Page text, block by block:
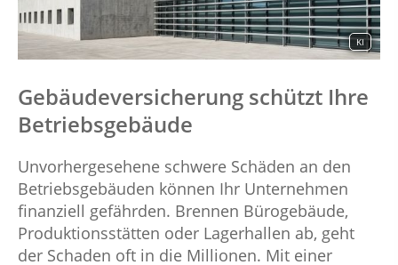
KI
Gebäudeversicherung schützt Ihre
Betriebsgebäude
Unvorhergesehene schwere Schäden an den
Betriebsgebäuden können Ihr Unternehmen
finanziell gefährden. Brennen Bürogebäude,
Produktionsstätten oder Lagerhallen ab, geht
der Schaden oft in die Millionen. Mit einer